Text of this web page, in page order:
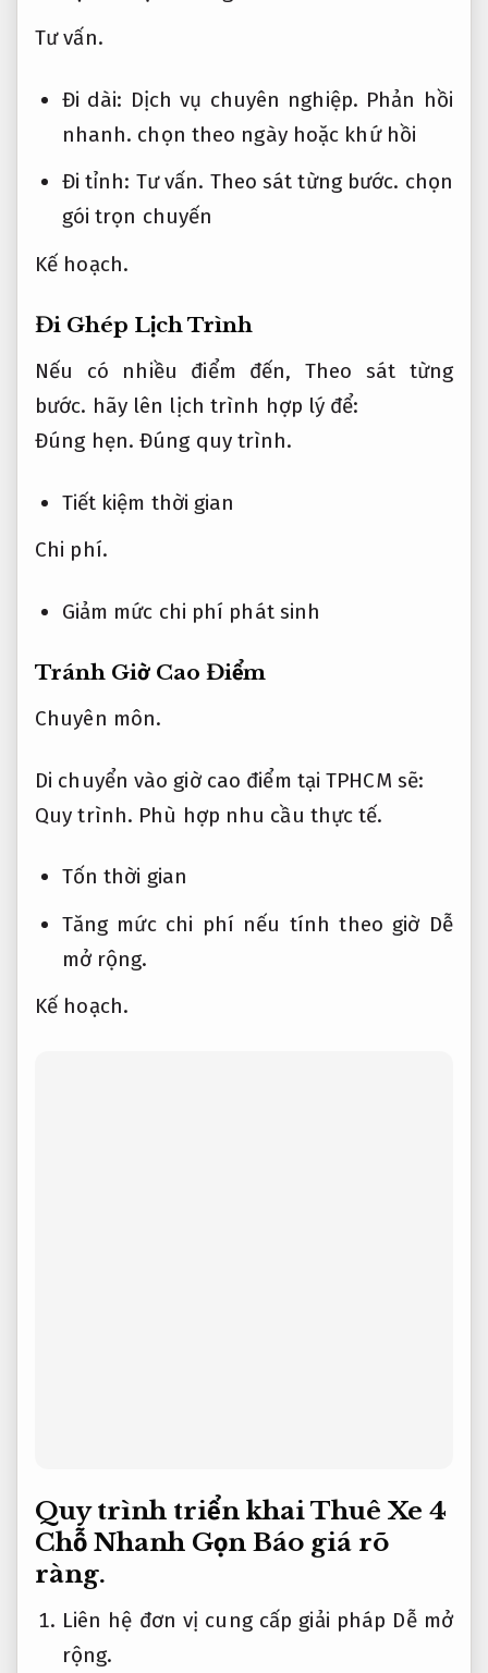
Tư vấn.
Đi dài: Dịch vụ chuyên nghiệp. Phản hồi
nhanh. chọn theo ngày hoặc khứ hồi
Đi tỉnh: Tư vấn. Theo sát từng bước. chọn
gói trọn chuyến
Kế hoạch.
Đi Ghép Lịch Trình
Nếu có nhiều điểm đến, Theo sát từng
bước. hãy lên lịch trình hợp lý để:
Đúng hẹn. Đúng quy trình.
Tiết kiệm thời gian
Chi phí.
Giảm mức chi phí phát sinh
Tránh Giờ Cao Điểm
Chuyên môn.
Di chuyển vào giờ cao điểm tại TPHCM sẽ:
Quy trình. Phù hợp nhu cầu thực tế.
Tốn thời gian
Tăng mức chi phí nếu tính theo giờ Dễ
mở rộng.
Kế hoạch.
Quy trình triển khai Thuê Xe 4
Chỗ Nhanh Gọn Báo giá rõ
ràng.
Liên hệ đơn vị cung cấp giải pháp Dễ mở
rộng.